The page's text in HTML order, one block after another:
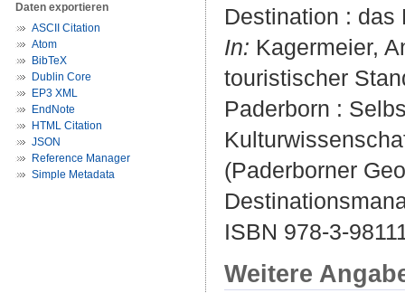
Daten exportieren
ASCII Citation
Atom
BibTeX
Dublin Core
EP3 XML
EndNote
HTML Citation
JSON
Reference Manager
Simple Metadata
Destination : das
In: Kagermeier,
touristischer
Paderborn :
(Paderborner
ISBN 978-3-
Weitere